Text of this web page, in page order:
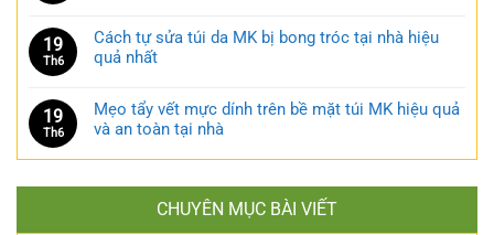
19
Th6
Cách tự sửa túi da MK bị bong tróc tại nhà hiệu
quả nhất
19
Th6
Mẹo tẩy vết mực dính trên bề mặt túi MK hiệu quả
và an toàn tại nhà
CHUYÊN MỤC BÀI VIẾT